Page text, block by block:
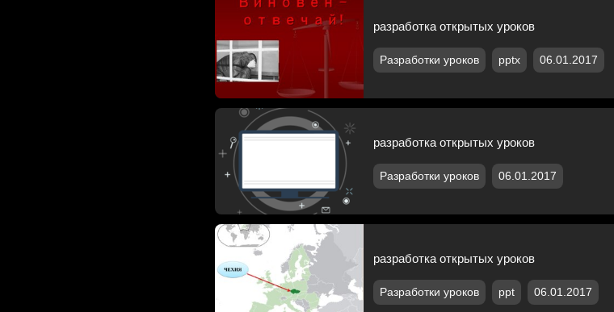
разработка открытых уроков
Разработки уроков pptx 06.01.2017
разработка открытых уроков
Разработки уроков 06.01.2017
разработка открытых уроков
Разработки уроков ppt 06.01.2017